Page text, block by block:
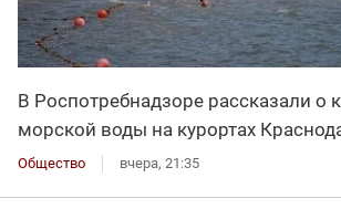
В Роспотребнадзоре рассказали о
морской воды на курортах
Общество вчера, 21:35